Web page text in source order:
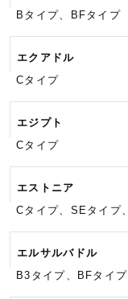
Bタイプ、BFタイプ
エクアドル
Cタイプ
エジプト
Cタイプ
エストニア
Cタイプ、SEタイプ
エルサルバドル
B3タイプ、BFタイ